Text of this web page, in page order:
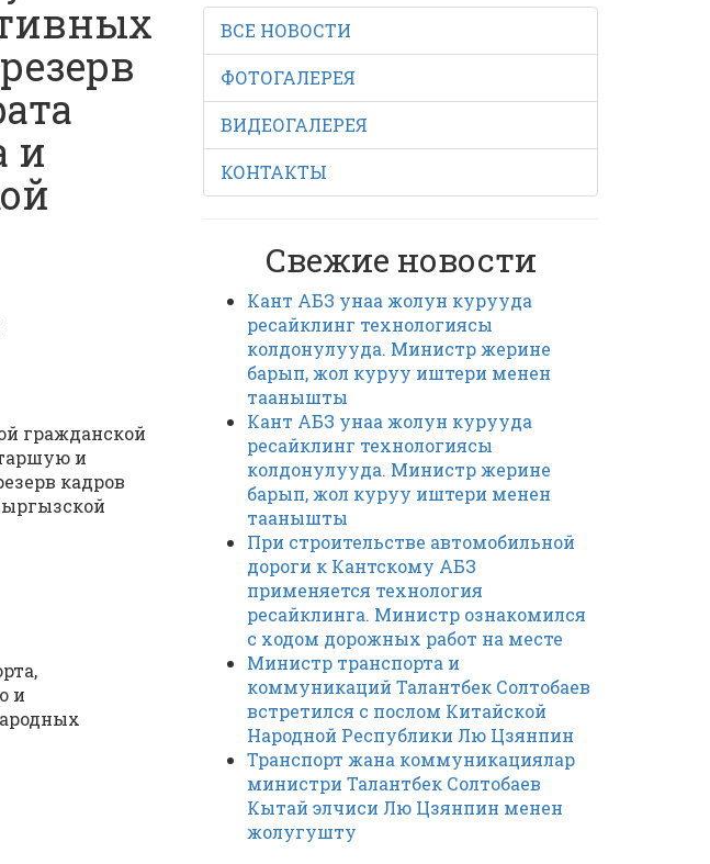
и
гражданской
и
кадров
и
ВСЕ НОВОСТИ
ФОТОГАЛЕРЕЯ
ВИДЕОГАЛЕРЕЯ
КОНТАКТЫ
Свежие новости
Кант АБЗ унаа жолун курууда
ресайклинг технологиясы
колдонулууда. Министр жерине
барып, жол куруу иштери менен
таанышты
Кант АБЗ унаа жолун курууда
ресайклинг технологиясы
колдонулууда. Министр жерине
барып, жол куруу иштери менен
таанышты
При строительстве автомобильной
дороги к Кантскому АБЗ
применяется технология
ресайклинга. Министр ознакомился
с ходом дорожных работ на месте
Министр транспорта и
коммуникаций Талантбек Солтобаев
встретился с послом Китайской
Народной Республики Лю Цзянпин
Транспорт жана коммуникациялар
министри Талантбек Солтобаев
Кытай элчиси Лю Цзянпин менен
жолугушту